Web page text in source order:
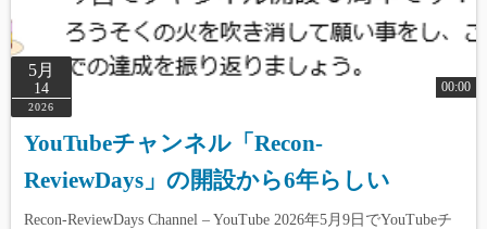
5月
14
2026
00:00
YouTubeチャンネル「Recon-
ReviewDays」の開設から6年らしい
Recon-ReviewDays Channel – YouTube 2026年5月9日でYouTubeチ